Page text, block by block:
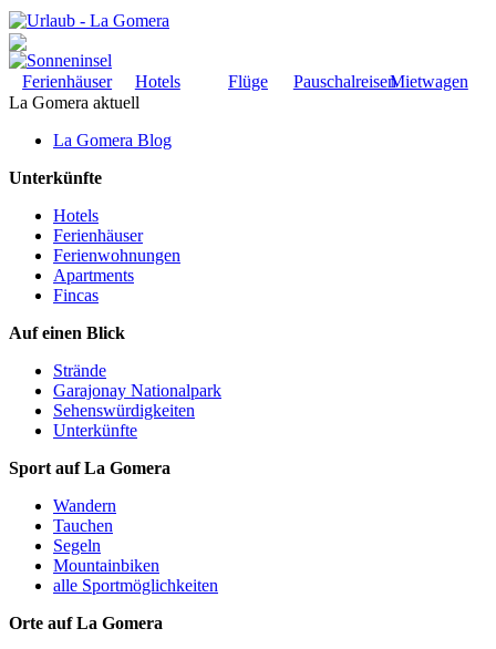
Ferienhäuser Hotels Flüge PauschalreisenMietwagen
La Gomera aktuell
La Gomera Blog
Unterkünfte
Hotels
Ferienhäuser
Ferienwohnungen
Apartments
Fincas
Auf einen Blick
Strände
Garajonay Nationalpark
Sehenswürdigkeiten
Unterkünfte
Sport auf La Gomera
Wandern
Tauchen
Segeln
Mountainbiken
alle Sportmöglichkeiten
Orte auf La Gomera